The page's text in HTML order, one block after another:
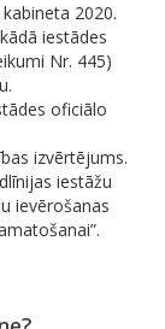
2020.
iestādes
Nr. 445)
oficiālo
izvērtējums.
iestāžu
ievērošanas